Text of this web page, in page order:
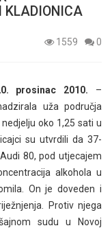
KLADIONICA
1559
0
20. prosinac 2010. –
uža područja
oko 1,25 sati u
su utvrdili da 37-
80, pod utjecajem
alkohola u
On je doveden i
Protiv njega
sudu u Novoj